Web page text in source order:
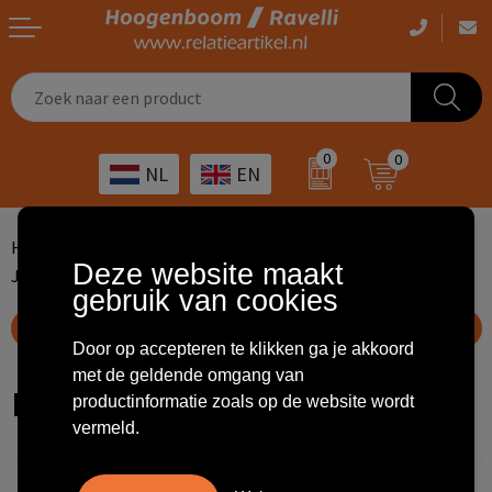
NL EN
0 0
Giveaways
Home & living
Tassen
Office
Werkkleding
Overig
Outdoor artikelen bedrukken
Transport
Kunst & cultuur
Kinderopvang
Home
Jassen en vesten
Mantels
Mantels
Deze website maakt
gebruik van cookies
Door op accepteren te klikken ga je akkoord
met de geldende omgang van
productinformatie zoals op de website wordt
vermeld.